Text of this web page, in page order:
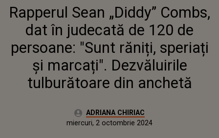
COMBS, DAT ÎN JUDECATĂ DE
120 DE PERSOANE: "SUNT
RĂNIȚI, SPERIAȚI ȘI MARCAȚI".
DEZVĂLUIRILE TULBURĂTOARE
DIN ANCHETĂ
Rapperul Sean „Diddy” Combs,
dat în judecată de 120 de
persoane: "Sunt răniți, speriați
și marcați". Dezvăluirile
tulburătoare din anchetă
Autor:ADRIANA CHIRIAC
miercuri, 2 octombrie 2024
Actualizat:
miercuri, 2 octombrie 2024